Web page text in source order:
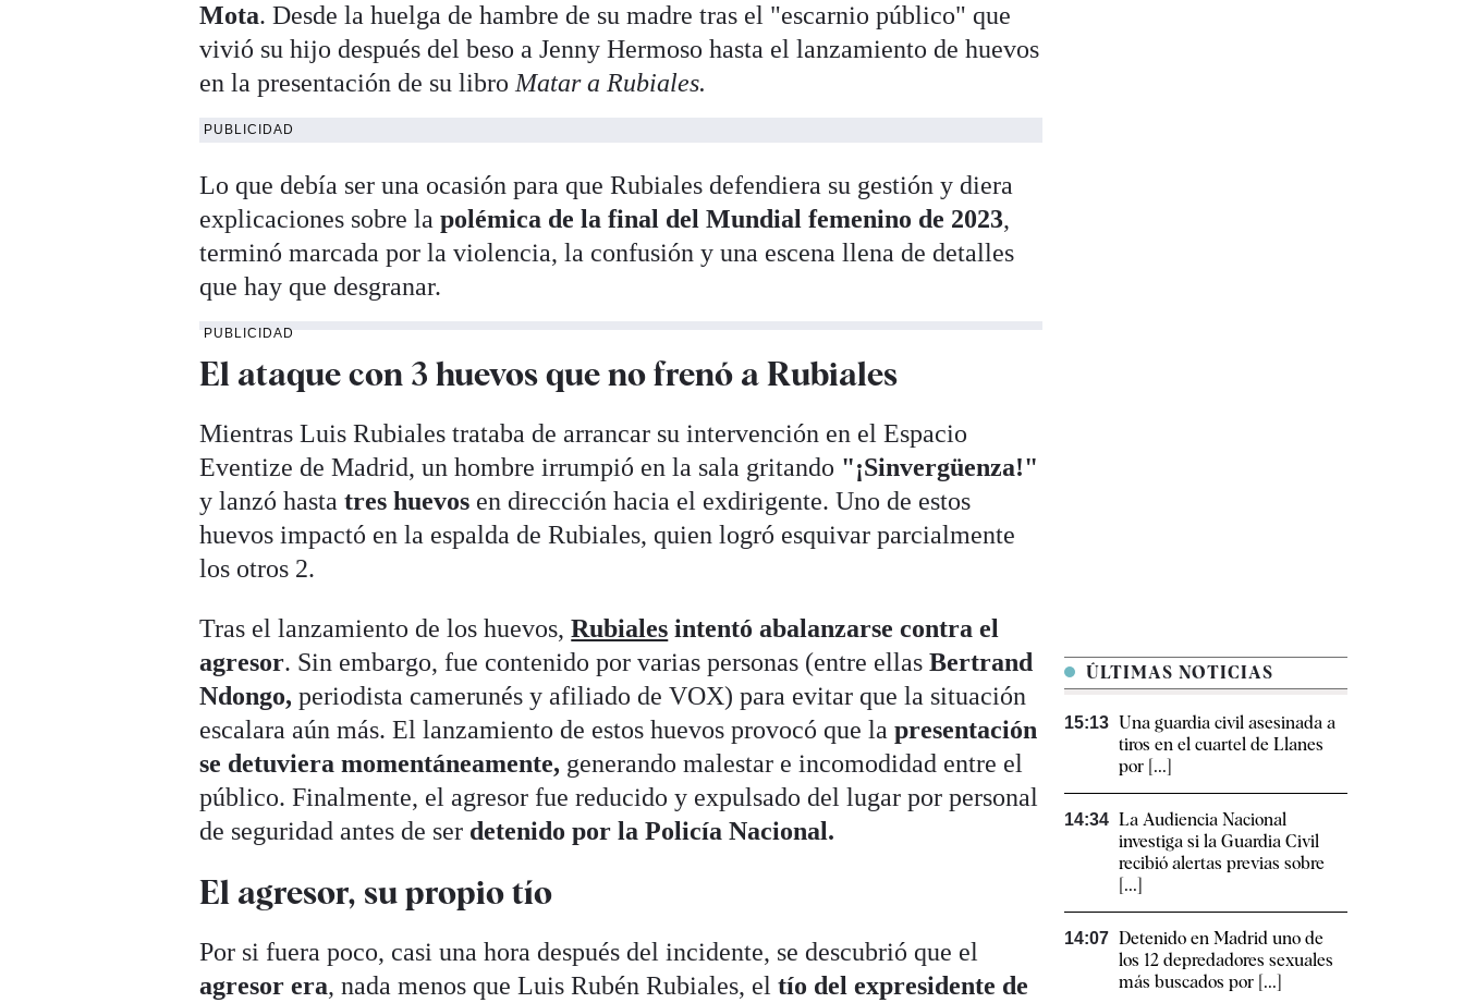
Mota. Desde la huelga de hambre de su madre tras el "escarnio público" que
vivió su hijo después del beso a Jenny Hermoso hasta el lanzamiento de huevos
en la presentación de su libro Matar a Rubiales.
PUBLICIDAD
Lo que debía ser una ocasión para que Rubiales defendiera su gestión y diera
explicaciones sobre lapolémica de la final del Mundial femenino de 2023,
terminó marcada por la violencia, la confusión y una escena llena de detalles
que hay que desgranar.
PUBLICIDAD
El ataque con 3 huevos que no frenó a Rubiales
Mientras Luis Rubiales trataba de arrancar su intervención en el Espacio
Eventize de Madrid, un hombre irrumpió en la sala gritando "¡Sinvergüenza!"
y lanzó hastatres huevos en dirección hacia el exdirigente. Uno de estos
huevos impactó en la espalda de Rubiales, quien logró esquivar parcialmente
los otros 2.
Tras el lanzamiento de los huevos,Rubiales intentó abalanzarse contra el
agresor. Sin embargo, fue contenido por varias personas (entre ellasBertrand
Ndongo, periodista camerunés y afiliado de VOX) para evitar que la situación
escalara aún más. El lanzamiento de estos huevos provocó que la presentación
se detuviera momentáneamente, generando malestar e incomodidad entre el
público. Finalmente, el agresor fue reducido y expulsado del lugar por personal
de seguridad antes de ser detenido por la Policía Nacional.
El agresor, su propio tío
Por si fuera poco, casi una hora después del incidente, se descubrió que el
agresor era, nada menos que Luis Rubén Rubiales, eltío del expresidente de
ÚLTIMAS NOTICIAS
15:13 Una guardia civil asesinada a
tiros en el cuartel de Llanes
por [...]
14:34 La Audiencia Nacional
investiga si la Guardia Civil
recibió alertas previas sobre
[...]
14:07 Detenido en Madrid uno de
los 12 depredadores sexuales
más buscados por [...]